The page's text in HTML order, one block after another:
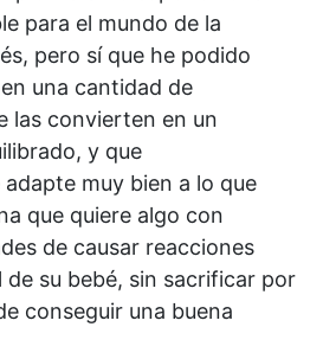
para el mundo de la
pero sí que he podido
una cantidad de
las convierten en un
y que
muy bien a lo que
que quiere algo con
de causar reacciones
de su bebé, sin sacrificar por
conseguir una buena